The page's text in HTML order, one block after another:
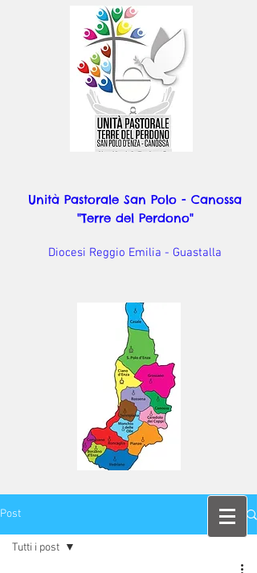
Unità Pastorale San Polo - Canossa
"Terre del Perdono"
Diocesi Reggio Emilia - Guastalla
Post
Tutti i post